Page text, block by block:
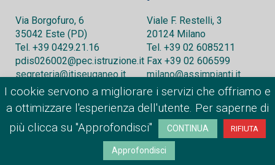
Via Borgofuro, 6
35042 Este (PD)
Tel. +39 0429.21.16
pdis026002@pec.istruzione.it
segreteria@itiseuganeo.it
Viale F. Restelli, 3
20124 Milano
Tel. +39 02 6085211
Fax +39 02 606599
milano@assimpianti.it
© 2016 CONFORM | CONFORM.IT | Tutti i diritti riservati -
Capitale Sociale I.V.: 200.000 €
I cookie servono a migliorare i servizi che offriamo e
a ottimizzare l'esperienza dell'utente. Per saperne di
più clicca su "Approfondisci"
CONTINUA RIFIUTA
Approfondisci